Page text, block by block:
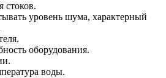
стоков.
уровень шума, характерный
оборудования.
воды.